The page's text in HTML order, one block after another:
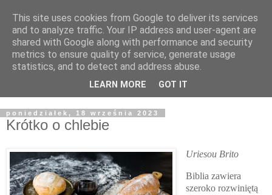
Żyjąc wiarą w REALNYM
świecie
Blog pastora Pawła Bartosika
poniedziałek, 18 września 2023
Krótko o chlebie
Uriesou Brito
Biblia zawiera
szeroko rozwiniętą
This site uses cookies from Google to deliver its services
and to analyze traffic. Your IP address and user-agent are
shared with Google along with performance and security
metrics to ensure quality of service, generate usage
statistics, and to detect and address abuse.
LEARN MORE GOT IT